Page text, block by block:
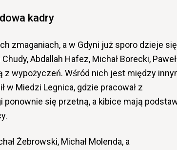
kadry
zmaganiach, a w Gdyni już sporo dzieje się
Abdallah Hafez, Michał Borecki, Paweł
z wypożyczeń. Wśród nich jest między
w Miedzi Legnica, gdzie pracował z
się przetną, a kibice mają
Żebrowski, Michał Molenda, a